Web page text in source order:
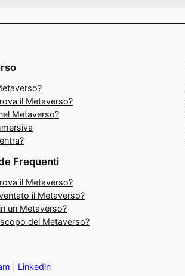
il Metaverso?
Metaverso?
Frequenti
il Metaverso?
il Metaverso?
un Metaverso?
scopo del Metaverso?
Linkedin